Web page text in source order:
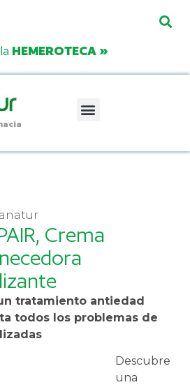
HEMEROTECA »
Crema
un tratamiento antiedad
todos los problemas de
Descubre
una